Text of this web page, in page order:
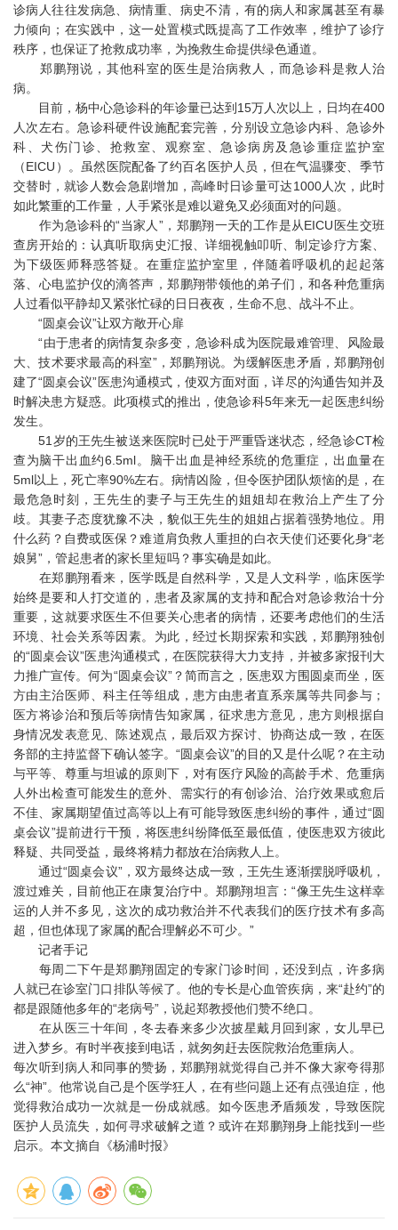
诊病人往往发病急、病情重、病史不清，有的病人和家属甚至有暴
力倾向；在实践中，这一处置模式既提高了工作效率，维护了诊疗
秩序，也保证了抢救成功率，为挽救生命提供绿色通道。
郑鹏翔说，其他科室的医生是治病救人，而急诊科是救人治
病。
目前，杨中心急诊科的年诊量已达到15万人次以上，日均在400
人次左右。急诊科硬件设施配套完善，分别设立急诊内科、急诊外
科、犬伤门诊、抢救室、观察室、急诊病房及急诊重症监护室
（EICU）。虽然医院配备了约百名医护人员，但在气温骤变、季节
交替时，就诊人数会急剧增加，高峰时日诊量可达1000人次，此时
如此繁重的工作量，人手紧张是难以避免又必须面对的问题。
作为急诊科的“当家人”，郑鹏翔一天的工作是从EICU医生交班
查房开始的：认真听取病史汇报、详细视触叩听、制定诊疗方案、
为下级医师释惑答疑。在重症监护室里，伴随着呼吸机的起起落
落、心电监护仪的滴答声，郑鹏翔带领他的弟子们，和各种危重病
人过看似平静却又紧张忙碌的日日夜夜，生命不息、战斗不止。
“圆桌会议”让双方敞开心扉
“由于患者的病情复杂多变，急诊科成为医院最难管理、风险最
大、技术要求最高的科室”，郑鹏翔说。为缓解医患矛盾，郑鹏翔创
建了“圆桌会议”医患沟通模式，使双方面对面，详尽的沟通告知并及
时解决患方疑惑。此项模式的推出，使急诊科5年来无一起医患纠纷
发生。
51岁的王先生被送来医院时已处于严重昏迷状态，经急诊CT检
查为脑干出血约6.5ml。脑干出血是神经系统的危重症，出血量在
5ml以上，死亡率90%左右。病情凶险，但令医护团队烦恼的是，在
最危急时刻，王先生的妻子与王先生的姐姐却在救治上产生了分
歧。其妻子态度犹豫不决，貌似王先生的姐姐占据着强势地位。用
什么药？自费或医保？难道肩负救人重担的白衣天使们还要化身“老
娘舅”，管起患者的家长里短吗？事实确是如此。
在郑鹏翔看来，医学既是自然科学，又是人文科学，临床医学
始终是要和人打交道的，患者及家属的支持和配合对急诊救治十分
重要，这就要求医生不但要关心患者的病情，还要考虑他们的生活
环境、社会关系等因素。为此，经过长期探索和实践，郑鹏翔独创
的“圆桌会议”医患沟通模式，在医院获得大力支持，并被多家报刊大
力推广宣传。何为“圆桌会议”？简而言之，医患双方围圆桌而坐，医
方由主治医师、科主任等组成，患方由患者直系亲属等共同参与；
医方将诊治和预后等病情告知家属，征求患方意见，患方则根据自
身情况发表意见、陈述观点，最后双方探讨、协商达成一致，在医
务部的主持监督下确认签字。“圆桌会议”的目的又是什么呢？在主动
与平等、尊重与坦诚的原则下，对有医疗风险的高龄手术、危重病
人外出检查可能发生的意外、需实行的有创诊治、治疗效果或愈后
不佳、家属期望值过高等以上有可能导致医患纠纷的事件，通过“圆
桌会议”提前进行干预，将医患纠纷降低至最低值，使医患双方彼此
释疑、共同受益，最终将精力都放在治病救人上。
通过“圆桌会议”，双方最终达成一致，王先生逐渐摆脱呼吸机，
渡过难关，目前他正在康复治疗中。郑鹏翔坦言：“像王先生这样幸
运的人并不多见，这次的成功救治并不代表我们的医疗技术有多高
超，但也体现了家属的配合理解必不可少。”
记者手记
每周二下午是郑鹏翔固定的专家门诊时间，还没到点，许多病
人就已在诊室门口排队等候了。他的专长是心血管疾病，来“赴约”的
都是跟随他多年的“老病号”，说起郑教授他们赞不绝口。
在从医三十年间，冬去春来多少次披星戴月回到家，女儿早已
进入梦乡。有时半夜接到电话，就匆匆赶去医院救治危重病人。
每次听到病人和同事的赞扬，郑鹏翔就觉得自己并不像大家夸得那
么“神”。他常说自己是个医学狂人，在有些问题上还有点强迫症，他
觉得救治成功一次就是一份成就感。如今医患矛盾频发，导致医院
医护人员流失，如何寻求破解之道？或许在郑鹏翔身上能找到一些
启示。本文摘自《杨浦时报》